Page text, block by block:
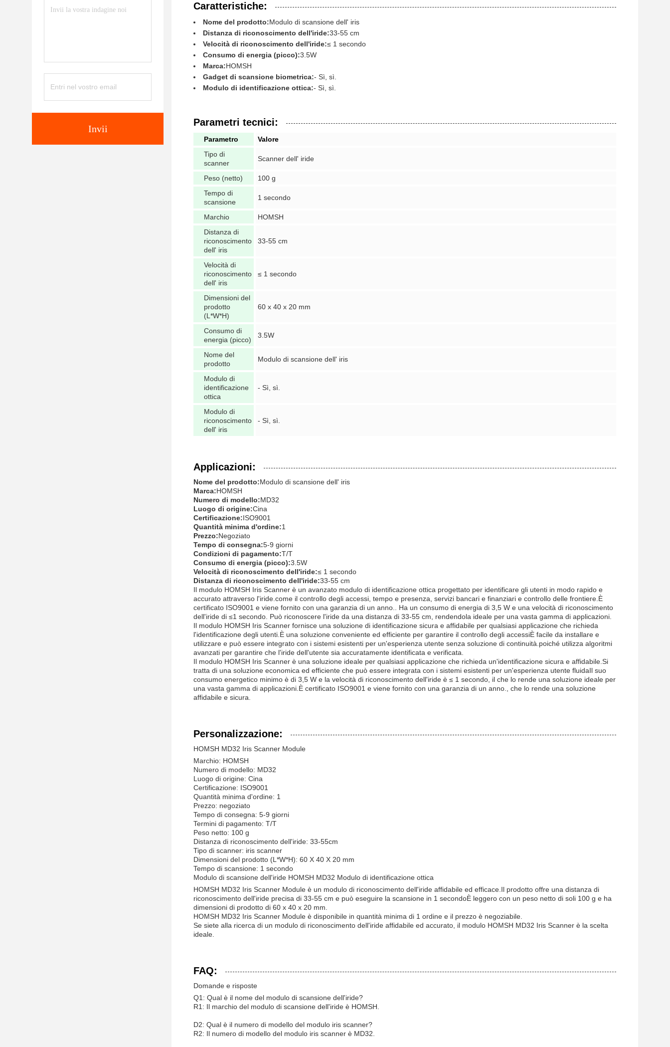
Invii
Caratteristiche:
Nome del prodotto:Modulo di scansione dell' iris
Distanza di riconoscimento dell'iride:33-55 cm
Velocità di riconoscimento dell'iride:≤ 1 secondo
Consumo di energia (picco):3.5W
Marca:HOMSH
Gadget di scansione biometrica:- Sì, sì.
Modulo di identificazione ottica:- Sì, sì.
Parametri tecnici:
Parametro
Valore
Tipo di
scanner
Scanner dell' iride
Peso (netto)
100 g
Tempo di
scansione
1 secondo
Marchio
HOMSH
Distanza di
riconoscimento
dell' iris
33-55 cm
Velocità di
riconoscimento
dell' iris
≤ 1 secondo
Dimensioni del
prodotto
(L*W*H)
60 x 40 x 20 mm
Consumo di
energia (picco)
3.5W
Nome del
prodotto
Modulo di scansione dell' iris
Modulo di
identificazione
ottica
- Sì, sì.
Modulo di
riconoscimento
dell' iris
- Sì, sì.
Applicazioni:
Nome del prodotto:Modulo di scansione dell' iris
Marca:HOMSH
Numero di modello:MD32
Luogo di origine:Cina
Certificazione:ISO9001
Quantità minima d'ordine:1
Prezzo:Negoziato
Tempo di consegna:5-9 giorni
Condizioni di pagamento:T/T
Consumo di energia (picco):3.5W
Velocità di riconoscimento dell'iride:≤ 1 secondo
Distanza di riconoscimento dell'iride:33-55 cm
Il modulo HOMSH Iris Scanner è un avanzato modulo di identificazione ottica progettato per identificare gli utenti in modo rapido e
accurato attraverso l'iride.come il controllo degli accessi, tempo e presenza, servizi bancari e finanziari e controllo delle frontiere.È
certificato ISO9001 e viene fornito con una garanzia di un anno.. Ha un consumo di energia di 3,5 W e una velocità di riconoscimento
dell'iride di ≤1 secondo. Può riconoscere l'iride da una distanza di 33-55 cm, rendendola ideale per una vasta gamma di applicazioni.
Il modulo HOMSH Iris Scanner fornisce una soluzione di identificazione sicura e affidabile per qualsiasi applicazione che richieda
l'identificazione degli utenti.È una soluzione conveniente ed efficiente per garantire il controllo degli accessiÈ facile da installare e
utilizzare e può essere integrato con i sistemi esistenti per un'esperienza utente senza soluzione di continuità.poiché utilizza algoritmi
avanzati per garantire che l'iride dell'utente sia accuratamente identificata e verificata.
Il modulo HOMSH Iris Scanner è una soluzione ideale per qualsiasi applicazione che richieda un'identificazione sicura e affidabile.Si
tratta di una soluzione economica ed efficiente che può essere integrata con i sistemi esistenti per un'esperienza utente fluidaIl suo
consumo energetico minimo è di 3,5 W e la velocità di riconoscimento dell'iride è ≤ 1 secondo, il che lo rende una soluzione ideale per
una vasta gamma di applicazioni.È certificato ISO9001 e viene fornito con una garanzia di un anno., che lo rende una soluzione
affidabile e sicura.
Personalizzazione:
HOMSH MD32 Iris Scanner Module
Marchio: HOMSH
Numero di modello: MD32
Luogo di origine: Cina
Certificazione: ISO9001
Quantità minima d'ordine: 1
Prezzo: negoziato
Tempo di consegna: 5-9 giorni
Termini di pagamento: T/T
Peso netto: 100 g
Distanza di riconoscimento dell'iride: 33-55cm
Tipo di scanner: iris scanner
Dimensioni del prodotto (L*W*H): 60 X 40 X 20 mm
Tempo di scansione: 1 secondo
Modulo di scansione dell'iride HOMSH MD32 Modulo di identificazione ottica
HOMSH MD32 Iris Scanner Module è un modulo di riconoscimento dell'iride affidabile ed efficace.Il prodotto offre una distanza di
riconoscimento dell'iride precisa di 33-55 cm e può eseguire la scansione in 1 secondoÈ leggero con un peso netto di soli 100 g e ha
dimensioni di prodotto di 60 x 40 x 20 mm.
HOMSH MD32 Iris Scanner Module è disponibile in quantità minima di 1 ordine e il prezzo è negoziabile.
Se siete alla ricerca di un modulo di riconoscimento dell'iride affidabile ed accurato, il modulo HOMSH MD32 Iris Scanner è la scelta
ideale.
FAQ:
Domande e risposte
Q1: Qual è il nome del modulo di scansione dell'iride?
R1: Il marchio del modulo di scansione dell'iride è HOMSH.
D2: Qual è il numero di modello del modulo iris scanner?
R2: Il numero di modello del modulo iris scanner è MD32.